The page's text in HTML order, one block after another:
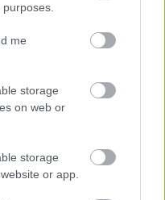
me
storage
on web or
storage
or app.
magát Bottas az